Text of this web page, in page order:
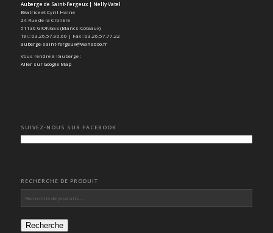
Auberge de Saint-Fergeux | Nelly Vatel
Béatrice et Cyril Haine
24 Rue de la Crolière
51130 GIONGES (Blancs-Coteaux)
Tél.: 03.26.57.90.60 | Fax : 03.26.57.77.22
auberge-saint-fergeux@wanadoo.fr
Vous rendre à l’auberge :
Aller sur Google Map
SUIVEZ-NOUS SUR FACEBOOK
RECHERCHE DE PRODUIT
Recherche